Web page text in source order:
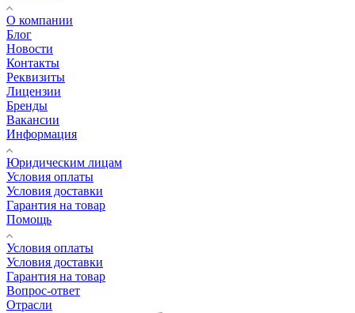
О компании
Блог
Новости
Контакты
Реквизиты
Лицензии
Бренды
Вакансии
Информация
Юридическим лицам
Условия оплаты
Условия доставки
Гарантия на товар
Помощь
Условия оплаты
Условия доставки
Гарантия на товар
Вопрос-ответ
Отрасли